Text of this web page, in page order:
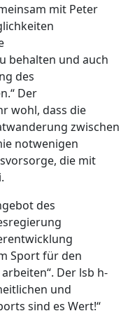
mit Peter
behalten und auch
des
Der
wohl, dass die
zwischen
notwenigen
die mit
des
Sport für den
Der lsb h-
und
sind es Wert!“